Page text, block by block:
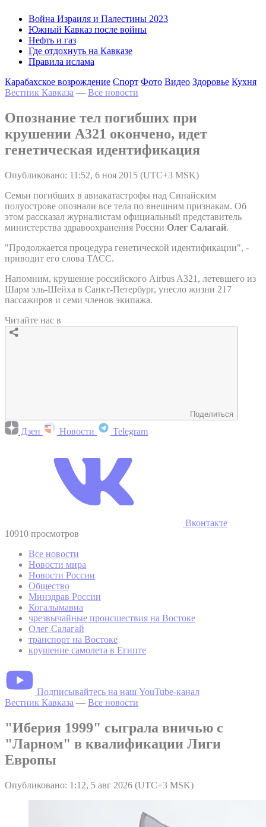
Война Израиля и Палестины 2023
Южный Кавказ после войны
Нефть и газ
Где отдохнуть на Кавказе
Правила ислама
Карабахское возрождение Спорт Фото Видео Здоровье Кухня
Вестник Кавказа — Все новости
Опознание тел погибших при
крушении A321 окончено, идет
генетическая идентификация
Опубликовано: 11:52, 6 ноя 2015 (UTC+3 MSK)
Семьи погибших в авиакатастрофы над Синайским
полуострове опознали все тела по внешним признакам. Об
этом рассказал журналистам официальный представитель
министерства здравоохранения России Олег Салагай.
"Продолжается процедура генетической идентификации", -
приводит его слова ТАСС.
Напомним, крушение российского Airbus A321, летевшего из
Шарм эль-Шейха в Санкт-Петербург, унесло жизни 217
пассажиров и семи членов экипажа.
Читайте нас в
Поделиться
Дзен Новости Telegram
Вконтакте
10910 просмотров
Все новости
Новости мира
Новости России
Общество
Минздрав России
Когалымавиа
чрезвычайные происшествия на Востоке
Олег Салагай
транспорт на Востоке
крушение самолета в Египте
Подписывайтесь на наш YouTube-канал
Вестник Кавказа — Все новости
"Иберия 1999" сыграла вничью с
"Ларном" в квалификации Лиги
Европы
Опубликовано: 1:12, 5 авг 2026 (UTC+3 MSK)